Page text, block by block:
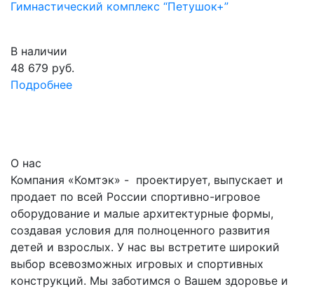
Гимнастический комплекс “Петушок+”
В наличии
48 679 руб.
Подробнее
О нас
Компания «Комтэк» - проектирует, выпускает и
продает по всей России спортивно-игровое
оборудование и малые архитектурные формы,
создавая условия для полноценного развития
детей и взрослых. У нас вы встретите широкий
выбор всевозможных игровых и спортивных
конструкций. Мы заботимся о Вашем здоровье и